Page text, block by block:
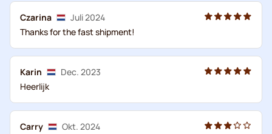
Czarina
Juli 2024
Thanks for the fast shipment!
Karin
Dec. 2023
Heerlijk
Carry
Okt. 2024